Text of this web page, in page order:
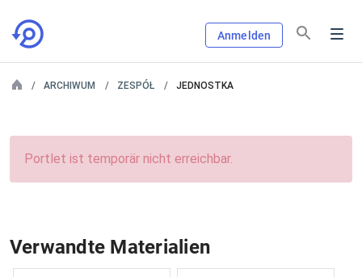
Anmelden
ARCHIWUM ZESPÓŁ JEDNOSTKA
Portlet ist temporär nicht erreichbar.
Verwandte Materialien